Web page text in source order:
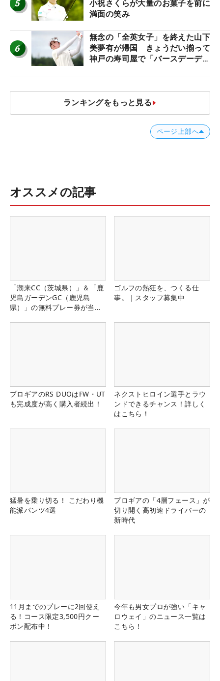
5
小祝さくらが大量のお菓子を前に
満面の笑み
6
無念の「全英女子」を終えた山下
美夢有が帰国 きょうだい揃って
神戸の寿司屋で「バースデーディ
ランキングをもっと見る
ページ上部へ
オススメの記事
「潮来CC（茨城県）」＆「鹿
児島ガーデンGC（鹿児島
県）」の無料プレー券が当た
ゴルフの熱狂を、つくる仕
事。｜スタッフ募集中
プロギアのRS DUOはFW・UT
も完成度が高く購入者続出！
ネクストヒロイン選手とラウ
ンドできるチャンス！詳しく
はこちら！
猛暑を乗り切る！ こだわり機
能派パンツ4選
プロギアの「4層フェース」が
切り開く高初速ドライバーの
新時代
11月までのプレーに2回使え
る！コース限定3,500円クー
ポン配布中！
今年も男女プロが強い「キャ
ロウェイ」のニュース一覧は
こちら！